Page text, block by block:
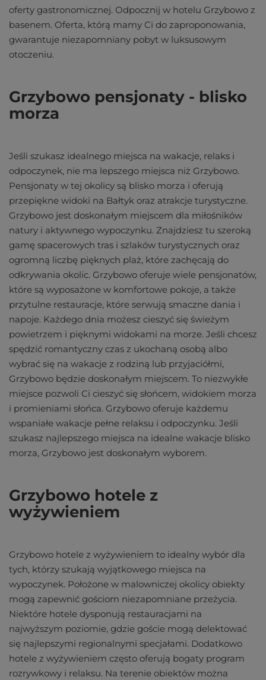
oferty gastronomicznej. Odpocznij w hotelu Grzybowo z
basenem. Oferta, którą mamy Ci do zaproponowania,
gwarantuje niezapomniany pobyt w luksusowym
otoczeniu.
Grzybowo pensjonaty - blisko
morza
Jeśli szukasz idealnego miejsca na wakacje, relaks i
odpoczynek, nie ma lepszego miejsca niż Grzybowo.
Pensjonaty w tej okolicy są blisko morza i oferują
przepiękne widoki na Bałtyk oraz atrakcje turystyczne.
Grzybowo jest doskonałym miejscem dla miłośników
natury i aktywnego wypoczynku. Znajdziesz tu szeroką
gamę spacerowych tras i szlaków turystycznych oraz
ogromną liczbę pięknych plaż, które zachęcają do
odkrywania okolic. Grzybowo oferuje wiele pensjonatów,
które są wyposażone w komfortowe pokoje, a także
przytulne restauracje, które serwują smaczne dania i
napoje. Każdego dnia możesz cieszyć się świeżym
powietrzem i pięknymi widokami na morze. Jeśli chcesz
spędzić romantyczny czas z ukochaną osobą albo
wybrać się na wakacje z rodziną lub przyjaciółmi,
Grzybowo będzie doskonałym miejscem. To niezwykłe
miejsce pozwoli Ci cieszyć się słońcem, widokiem morza
i promieniami słońca. Grzybowo oferuje każdemu
wspaniałe wakacje pełne relaksu i odpoczynku. Jeśli
szukasz najlepszego miejsca na idealne wakacje blisko
morza, Grzybowo jest doskonałym wyborem.
Grzybowo hotele z
wyżywieniem
Grzybowo hotele z wyżywieniem to idealny wybór dla
tych, którzy szukają wyjątkowego miejsca na
wypoczynek. Położone w malowniczej okolicy obiekty
mogą zapewnić gościom niezapomniane przeżycia.
Niektóre hotele dysponują restauracjami na
najwyższym poziomie, gdzie goście mogą delektować
się najlepszymi regionalnymi specjałami. Dodatkowo
hotele z wyżywieniem często oferują bogaty program
rozrywkowy i relaksu. Na terenie obiektów można